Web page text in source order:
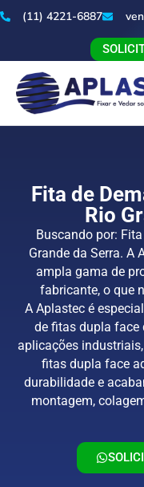
(11) 4221-6887
Fita de
Rio
Buscando por:
Grande da Serra. A
ampla gama de
fabricante, o que
A Aplastec é
de fitas dupla face
aplicações
fitas dupla face
durabilidade e
montagem,